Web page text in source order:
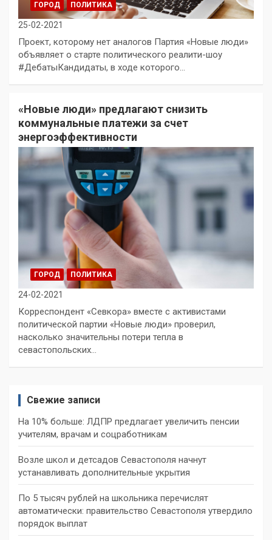
ГОРОД ПОЛИТИКА
25-02-2021
Проект, которому нет аналогов Партия «Новые люди»
объявляет о старте политического реалити-шоу
#ДебатыКандидаты, в ходе которого…
«Новые люди» предлагают снизить
коммунальные платежи за счет
энергоэффективности
ГОРОД ПОЛИТИКА
24-02-2021
Корреспондент «Севкора» вместе с активистами
политической партии «Новые люди» проверил,
насколько значительны потери тепла в
севастопольских…
Свежие записи
На 10% больше: ЛДПР предлагает увеличить пенсии
учителям, врачам и соцработникам
Возле школ и детсадов Севастополя начнут
устанавливать дополнительные укрытия
По 5 тысяч рублей на школьника перечислят
автоматически: правительство Севастополя утвердило
порядок выплат